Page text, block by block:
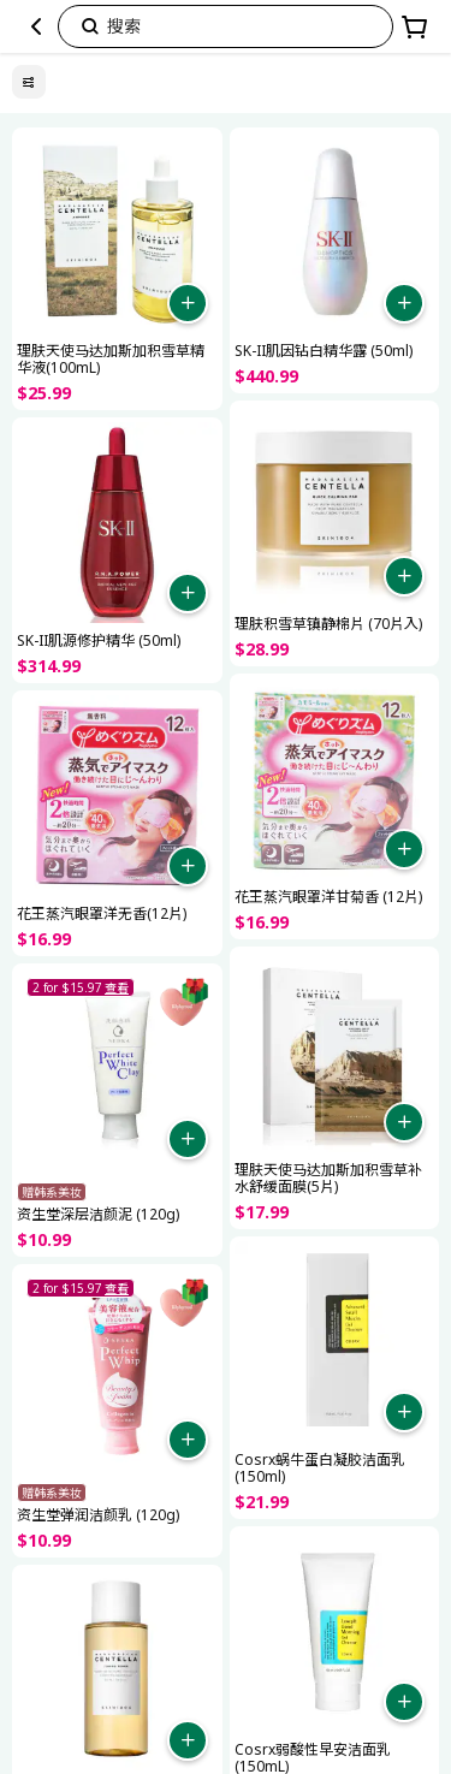
搜索
圣
货，
选
理肤天使马达加斯加积雪草精
华液(100mL)
$25.99
SK-II肌因钻白精华露 (50ml)
$440.99
理肤积雪草镇静棉片 (70片入)
$28.99
SK-II肌源修护精华 (50ml)
$314.99
花王蒸汽眼罩洋甘菊香 (12片)
$16.99
花王蒸汽眼罩洋无香(12片)
$16.99
理肤天使马达加斯加积雪草补
水舒缓面膜(5片)
$17.99
2 for $15.97 查看
赠韩系美妆
资生堂深层洁颜泥 (120g)
$10.99
Cosrx蜗牛蛋白凝胶洁面乳
(150ml)
$21.99
2 for $15.97 查看
赠韩系美妆
资生堂弹润洁颜乳 (120g)
$10.99
Cosrx弱酸性早安洁面乳
(150mL)